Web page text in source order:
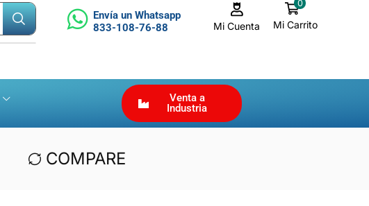
Envía un Whatsapp
833-108-76-88
Mi Cuenta
0
Mi Carrito
Venta a
Industria
COMPARE